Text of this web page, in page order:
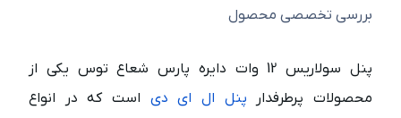
بررسی تخصصی محصول
پنل سولاریس 12 وات دایره پارس شعاع توس یکی از
محصولات پرطرفدار پنل ال ای دی است که در انواع